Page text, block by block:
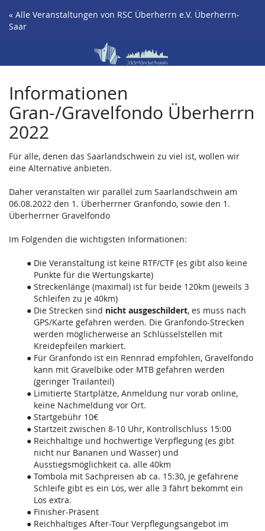
Zum
Haupt-
« Alle Veranstaltungen von RSC Überherrn e.V. Überherrn-
Saar
Informationen
Gran-/Gravelfondo Überherrn
2022
Für alle, denen das Saarlandschwein zu viel ist, wollen wir
eine Alternative anbieten.
Daher veranstalten wir parallel zum Saarlandschwein am
06.08.2022 den 1. Überherrner Granfondo, sowie den 1.
Überherrner Gravelfondo
Im Folgenden die wichtigsten Informationen:
Die Veranstaltung ist keine RTF/CTF (es gibt also keine
Punkte für die Wertungskarte)
Streckenlänge (maximal) ist für beide 120km (jeweils 3
Schleifen zu je 40km)
Die Strecken sind nicht ausgeschildert, es muss nach
GPS/Karte gefahren werden. Die Granfondo-Strecken
werden möglicherweise an Schlüsselstellen mit
Kreidepfeilen markiert.
Für Granfondo ist ein Rennrad empfohlen, Gravelfondo
kann mit Gravelbike oder MTB gefahren werden
(geringer Trailanteil)
Limitierte Startplätze, Anmeldung nur vorab online,
keine Nachmeldung vor Ort.
Startgebühr 10€
Startzeit zwischen 8-10 Uhr, Kontrollschluss 15:00
Reichhaltige und hochwertige Verpflegung (es gibt
nicht nur Bananen und Wasser) und
Ausstiegsmöglichkeit ca. alle 40km
Tombola mit Sachpreisen ab ca. 15:30, je gefahrene
Schleife gibt es ein Los, wer alle 3 fährt bekommt ein
Los extra.
Finisher-Präsent
Reichhaltiges After-Tour Verpflegungsangebot im